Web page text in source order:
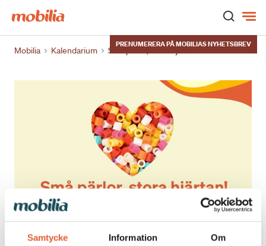
Samtycke Information Om
PRENUMERERA PÅ MOBILIAS NYHETSBREV
Mobilia Kalendarium Små pärlor, stora hjärtan!
Varmt välkommen till ett kreativt mys på alla